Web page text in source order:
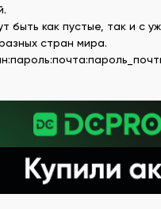
быть как пустые, так и с
стран мира.